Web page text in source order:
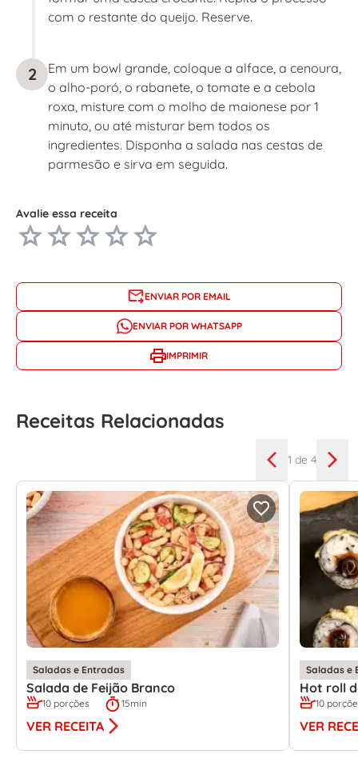
com o restante do queijo. Reserve.
2
Em um bowl grande, coloque a alface, a cenoura,
o alho-poró, o rabanete, o tomate e a cebola
roxa, misture com o molho de maionese por 1
minuto, ou até misturar bem todos os
ingredientes. Disponha a salada nas cestas de
parmesão e sirva em seguida.
Avalie essa receita
ENVIAR POR EMAIL
ENVIAR POR WHATSAPP
IMPRIMIR
Receitas Relacionadas
1 de 4
Saladas e Entradas
Salada de Feijão Branco
10 porções 15min
VER RECEITA
Saladas e
Hot roll
10
VER